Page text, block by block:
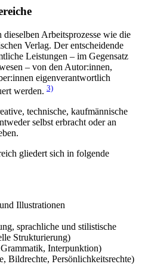
Arbeitsprozesse wie die
Verlag. Der entscheidende
Leistungen – im Gegensatz
– von den Autor:innen,
eigenverantwortlich
werden. 3)
technische, kaufmännische
selbst erbracht oder an
gliedert sich in folgende
Illustrationen
sprachliche und stilistische
Strukturierung)
Interpunktion)
Bildrechte, Persönlichkeitsrechte)